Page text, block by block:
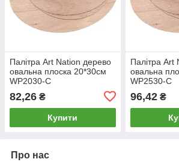
Палітра Art Nation дерево
овальна плоска 20*30см
WP2030-C
82,26 ₴
Купити
Палітра Art
овальна
WP2530-C
96,42₴
Про нас